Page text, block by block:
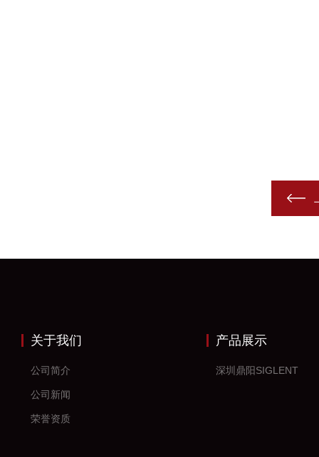
关于我们
公司简介
公司新闻
荣誉资质
产品展示
深圳鼎阳SIGLENT